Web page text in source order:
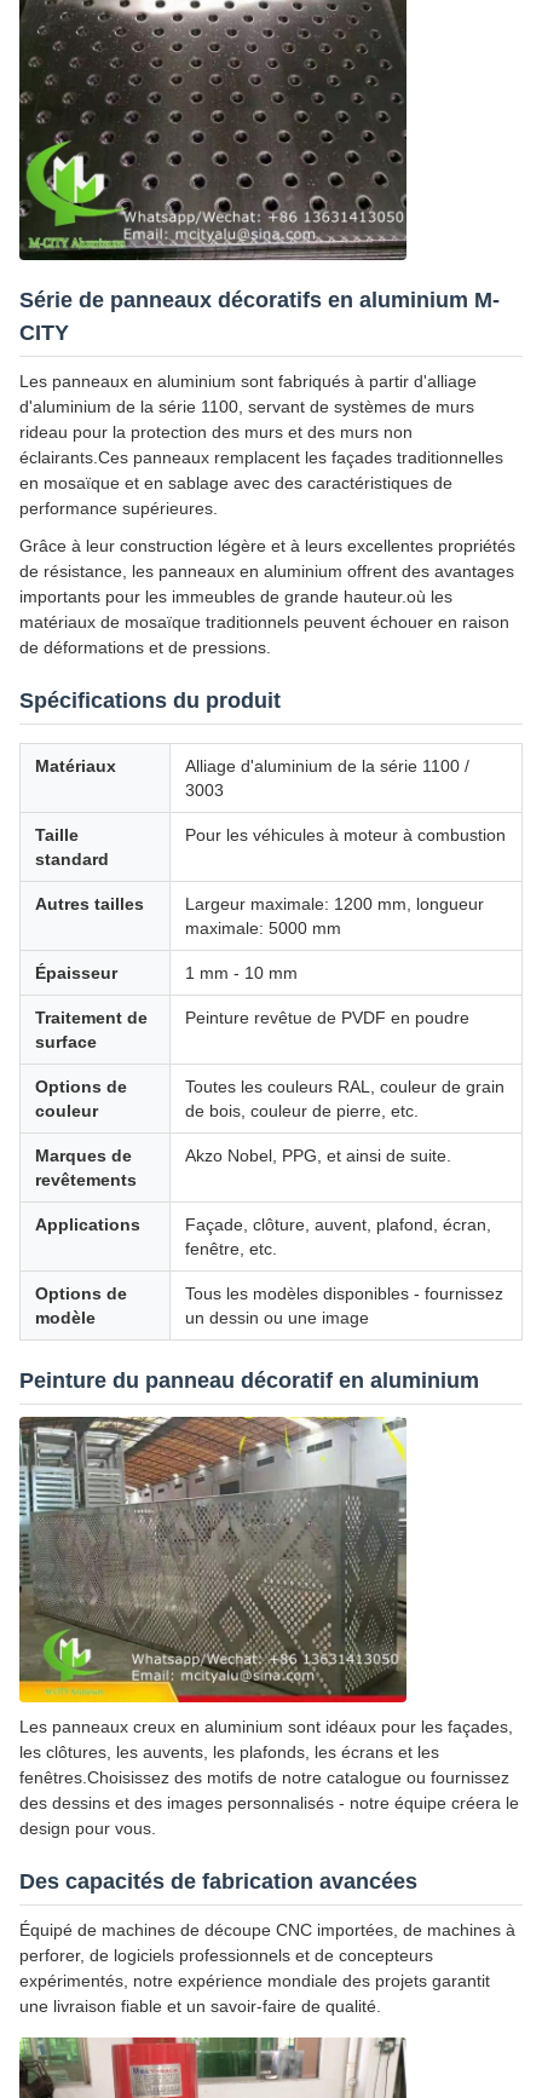
Série de panneaux décoratifs en aluminium M-
CITY
Les panneaux en aluminium sont fabriqués à partir d'alliage
d'aluminium de la série 1100, servant de systèmes de murs
rideau pour la protection des murs et des murs non
éclairants.Ces panneaux remplacent les façades traditionnelles
en mosaïque et en sablage avec des caractéristiques de
performance supérieures.
Grâce à leur construction légère et à leurs excellentes propriétés
de résistance, les panneaux en aluminium offrent des avantages
importants pour les immeubles de grande hauteur.où les
matériaux de mosaïque traditionnels peuvent échouer en raison
de déformations et de pressions.
Spécifications du produit
Matériaux
Alliage d'aluminium de la série 1100 /
3003
Taille
standard
Pour les véhicules à moteur à combustion
Autres tailles
Largeur maximale: 1200 mm, longueur
maximale: 5000 mm
Épaisseur 1 mm - 10 mm
Traitement de
surface
Peinture revêtue de PVDF en poudre
Options de
couleur
Toutes les couleurs RAL, couleur de grain
de bois, couleur de pierre, etc.
Marques de
revêtements
Akzo Nobel, PPG, et ainsi de suite.
Applications
Façade, clôture, auvent, plafond, écran,
fenêtre, etc.
Options de
modèle
Tous les modèles disponibles - fournissez
un dessin ou une image
Peinture du panneau décoratif en aluminium
Les panneaux creux en aluminium sont idéaux pour les façades,
les clôtures, les auvents, les plafonds, les écrans et les
fenêtres.Choisissez des motifs de notre catalogue ou fournissez
des dessins et des images personnalisés - notre équipe créera le
design pour vous.
Des capacités de fabrication avancées
Équipé de machines de découpe CNC importées, de machines à
perforer, de logiciels professionnels et de concepteurs
expérimentés, notre expérience mondiale des projets garantit
une livraison fiable et un savoir-faire de qualité.